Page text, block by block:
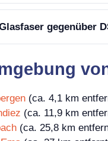
gegenüber
(ca. 4,1 km
(ca. 11,9 km
(ca. 25,8 km